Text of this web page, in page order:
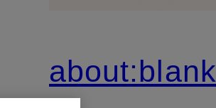
about:blank